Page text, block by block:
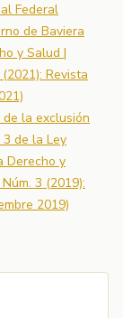
Federal
de Baviera
y Salud |
Revista
la exclusión
de la Ley
Derecho y
3 (2019):
2019)